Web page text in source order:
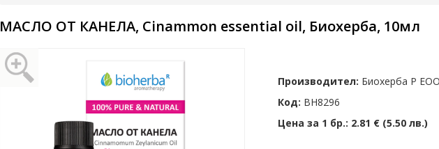
МАСЛО ОТ КАНЕЛА, Cinammon essential oil, Биохерба, 10мл
Производител: Биохерба Р
Код: BH8296
Цена за 1 бр.: 2.81 € (5.50 лв.)